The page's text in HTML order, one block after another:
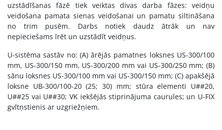
uzstādīšanas fāzē tiek veiktas divas darba fāzes: veidņu
veidošana pamata sienas veidošanai un pamatu siltināšana
no trim pusēm. Darbs notiek daudz ātrāk un nav
nepieciešams īrēt un uzstādīt veidņus.
U-sistēma sastāv no: (A) ārējās pamatnes loksnes US-300/100
mm, US-300/150 mm, US-300/200 mm vai US-300/250 mm; (B)
sānu loksnes US-300/100 mm vai US-300/150 mm; (C) apakšējā
loksne UB-300/100-20 (25; 30) mm; stūra elementi U##20,
U##25 vai U##30; VK iekšējās stiprinājuma caurules; un U-FIX
gvītņstienis ar uzgriežņiem.